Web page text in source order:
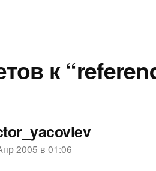
к
2005 в 01:06